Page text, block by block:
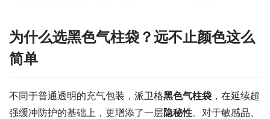
为什么选黑色气柱袋？远不止颜色这么
简单
不同于普通透明的充气包装，派卫格黑色气柱袋 ，在延续超
强缓冲防护的基础上，更增添了一层隐秘性。对于敏感品、